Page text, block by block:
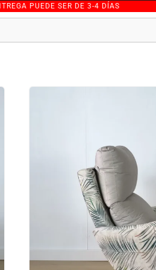
PUEDE SER DE 3-4 DÍAS